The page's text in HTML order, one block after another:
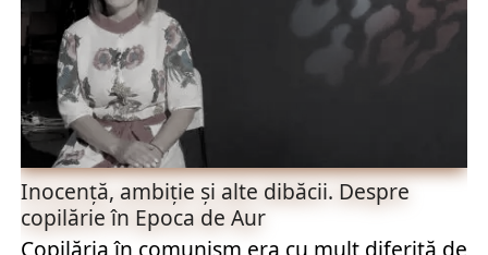
Inocenţă, ambiţie şi alte dibăcii. Despre
copilărie în Epoca de Aur
Copilăria în comunism era cu mult diferită de